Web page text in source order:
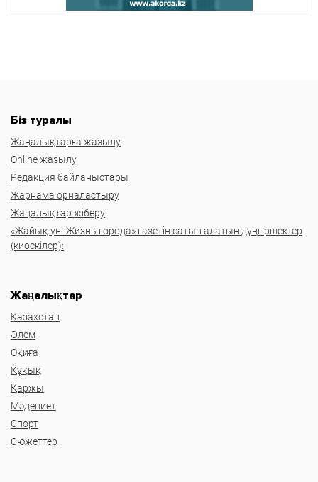
Біз туралы
Жаңалықтарға жазылу
Online жазылу
Редакция байланыстары
Жарнама орналастыру
Жаңалықтар жіберу
«Жайық үні-Жизнь города» газетін сатып алатын дүңгіршектер
(киоскілер):
Жаңалықтар
Казахстан
Әлем
Оқиға
Құқық
Қаржы
Мәдениет
Спорт
Сюжеттер